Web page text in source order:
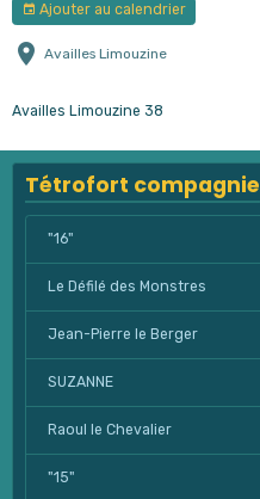
Ajouter au calendrier
Availles Limouzine
Availles Limouzine 38
Tétrofort compagnie
"16"
Le Défilé des Monstres
Jean-Pierre le Berger
SUZANNE
Raoul le Chevalier
"15"